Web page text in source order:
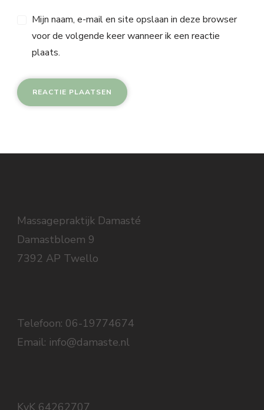
Mijn naam, e-mail en site opslaan in deze browser
voor de volgende keer wanneer ik een reactie
plaats.
Massagepraktijk Damasté
Damastbloem 9
7392 AP Twello
Telefoon: 06-19774674
Email: info@damaste.nl
KvK 64262707